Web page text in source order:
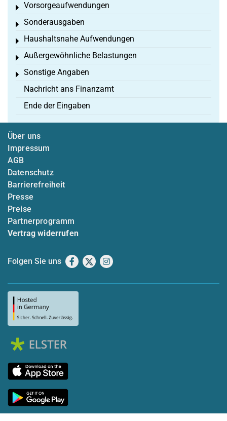
Vorsorgeaufwendungen
Toggle menu
Sonderausgaben
Toggle menu
Haushaltsnahe Aufwendungen
Toggle menu
Außergewöhnliche Belastungen
Toggle menu
Sonstige Angaben
Toggle menu
Nachricht ans Finanzamt
Ende der Eingaben
Über uns
Impressum
AGB
Datenschutz
Barrierefreiheit
Presse
Preise
Partnerprogramm
Vertrag widerrufen
Folgen Sie uns Facebook
X Instagram